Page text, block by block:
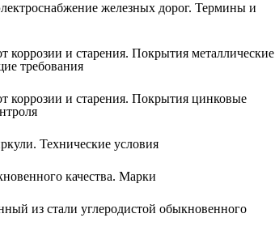
железных дорог. Термины и
и старения. Покрытия металлические
требования
коррозии и старения. Покрытия цинковые
Технические условия
качества. Марки
из стали углеродистой обыкновенного